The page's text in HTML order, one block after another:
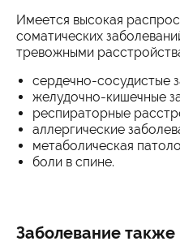
Имеется высокая
соматических
тревожными
сердечно-сосудистые
желудочно-кишечные
респираторные
аллергические
метаболическая
боли в спине.
Заболевание также